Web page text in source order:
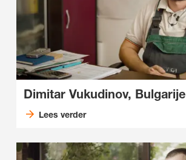
Dimitar Vukudinov, Bulgarije
Lees verder